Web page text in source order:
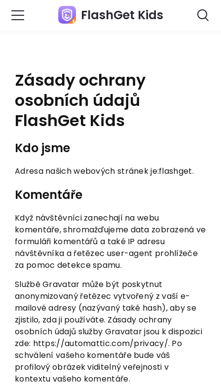
FlashGet Kids
Zásady ochrany
osobních údajů
FlashGet Kids
Kdo jsme
Adresa našich webových stránek je:flashget.
Komentáře
Když návštěvníci zanechají na webu
komentáře, shromažďujeme data zobrazená ve
formuláři komentářů a také IP adresu
návštěvníka a řetězec user-agent prohlížeče
za pomoc detekce spamu.
Službě Gravatar může být poskytnut
anonymizovaný řetězec vytvořený z vaší e-
mailové adresy (nazývaný také hash), aby se
zjistilo, zda ji používáte. Zásady ochrany
osobních údajů služby Gravatar jsou k dispozici
zde: https://automattic.com/privacy/. Po
schválení vašeho komentáře bude váš
profilový obrázek viditelný veřejnosti v
kontextu vašeho komentáře.